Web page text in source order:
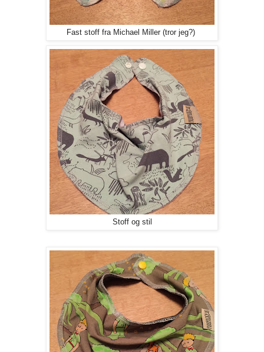
Fast stoff fra Michael Miller (tror jeg?)
Stoff og stil